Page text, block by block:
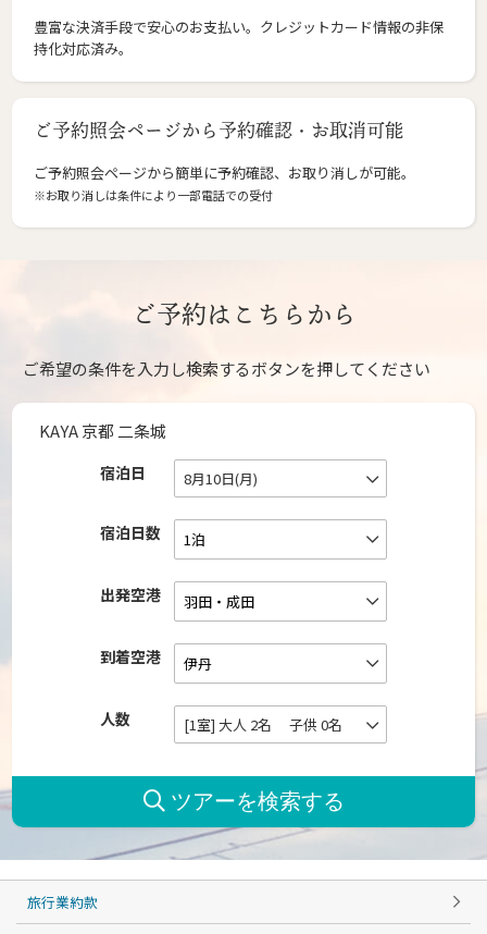
豊富な決済手段で安心のお支払い。クレジットカード情報の非保
持化対応済み。
ご予約照会ページから予約確認・お取消可能
ご予約照会ページから簡単に予約確認、お取り消しが可能。
※お取り消しは条件により一部電話での受付
ご予約はこちらから
ご希望の条件を入力し検索するボタンを押してください
KAYA 京都 二条城
宿泊日 8月10日(月)
宿泊日数
出発空港
到着空港
人数 [1室] 大人 2名 子供 0名
旅行業約款